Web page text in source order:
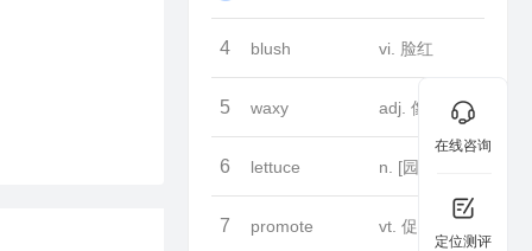
4 blush vi. 脸红
5 waxy adj. 像蜡的
6 lettuce n. [园艺] 生菜
7 promote vt. 促进
在线咨询
定位测评